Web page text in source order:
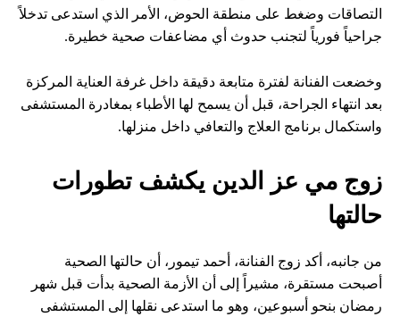
التصاقات وضغط على منطقة الحوض، الأمر الذي استدعى تدخلاً
جراحياً فورياً لتجنب حدوث أي مضاعفات صحية خطيرة.
وخضعت الفنانة لفترة متابعة دقيقة داخل غرفة العناية المركزة
بعد انتهاء الجراحة، قبل أن يسمح لها الأطباء بمغادرة المستشفى
واستكمال برنامج العلاج والتعافي داخل منزلها.
زوج مي عز الدين يكشف تطورات
حالتها
من جانبه، أكد زوج الفنانة، أحمد تيمور، أن حالتها الصحية
أصبحت مستقرة، مشيراً إلى أن الأزمة الصحية بدأت قبل شهر
رمضان بنحو أسبوعين، وهو ما استدعى نقلها إلى المستشفى